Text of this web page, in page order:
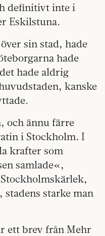
definitivt inte i
Eskilstuna.
sin stad, hade
hade
hade aldrig
kanske
och ännu färre
i Stockholm. I
krafter som
samlade«,
starke man
ett brev från Mehr